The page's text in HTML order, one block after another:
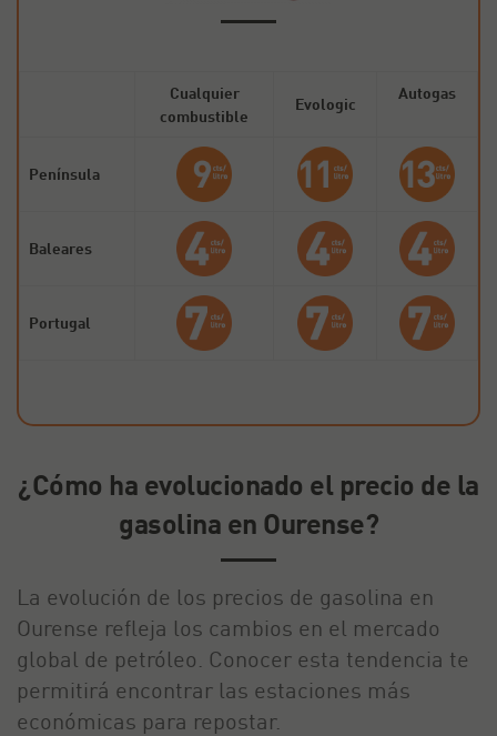
Cualquier
combustible
Evologic
Autogas
Península
Baleares
Portugal
¿Cómo ha evolucionado el precio de la
gasolina en Ourense?
La evolución de los precios de gasolina en
Ourense refleja los cambios en el mercado
global de petróleo. Conocer esta tendencia te
permitirá encontrar las estaciones más
económicas para repostar.